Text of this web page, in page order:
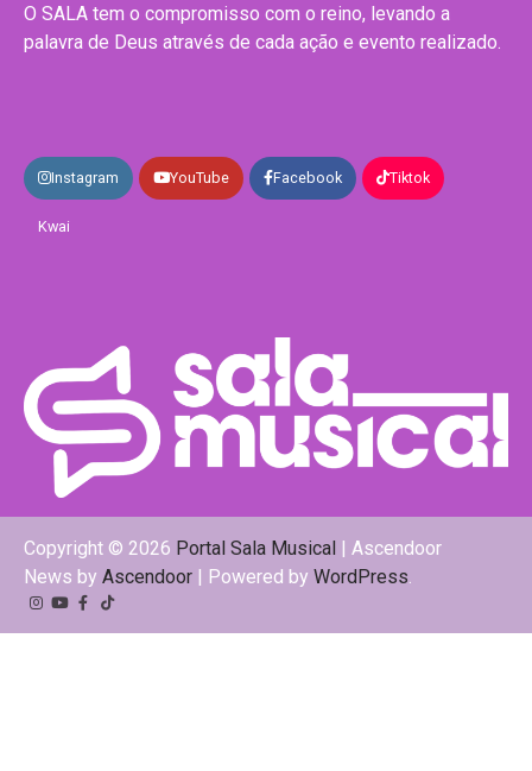
O SALA tem o compromisso com o reino, levando a
palavra de Deus através de cada ação e evento realizado.
Instagram YouTube Facebook Tiktok
Kwai
Copyright © 2026 Portal Sala Musical | Ascendoor
News by Ascendoor | Powered by WordPress.
Instagram
YouTube
Facebook
Tiktok